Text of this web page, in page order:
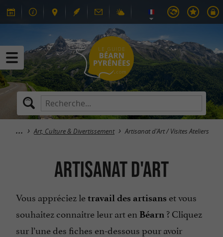
Art, Culture & Divertissement Artisanat d'Art / Visites Ateliers
Artisanat d'Art
Vous appréciez letravail des artisans et vous
souhaitez connaitre leur art en Béarn ? Cliquez
sur l’une des fiches en-dessous pour avoir